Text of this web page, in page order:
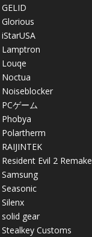
GELID
Glorious
iStarUSA
Lamptron
Louqe
Noctua
Noiseblocker
PCゲーム
Phobya
Polartherm
RAIJINTEK
Resident Evil 2 Remake
Samsung
Seasonic
Silenx
solid gear
Stealkey Customs